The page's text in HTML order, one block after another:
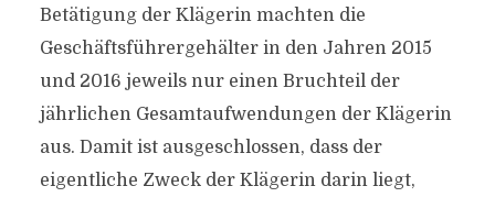
Betätigung der Klägerin machten die
Geschäftsführergehälter in den Jahren 2015
und 2016 jeweils nur einen Bruchteil der
jährlichen Gesamtaufwendungen der Klägerin
aus. Damit ist ausgeschlossen, dass der
eigentliche Zweck der Klägerin darin liegt,